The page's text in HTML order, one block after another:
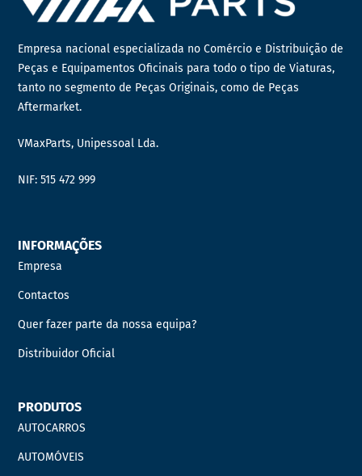
Empresa nacional especializada no Comércio e Distribuição de
Peças e Equipamentos Oficinais para todo o tipo de Viaturas,
tanto no segmento de Peças Originais, como de Peças
Aftermarket.
VMaxParts, Unipessoal Lda.
NIF: 515 472 999
INFORMAÇÕES
Empresa
Contactos
Quer fazer parte da nossa equipa?
Distribuidor Oficial
PRODUTOS
AUTOCARROS
AUTOMÓVEIS